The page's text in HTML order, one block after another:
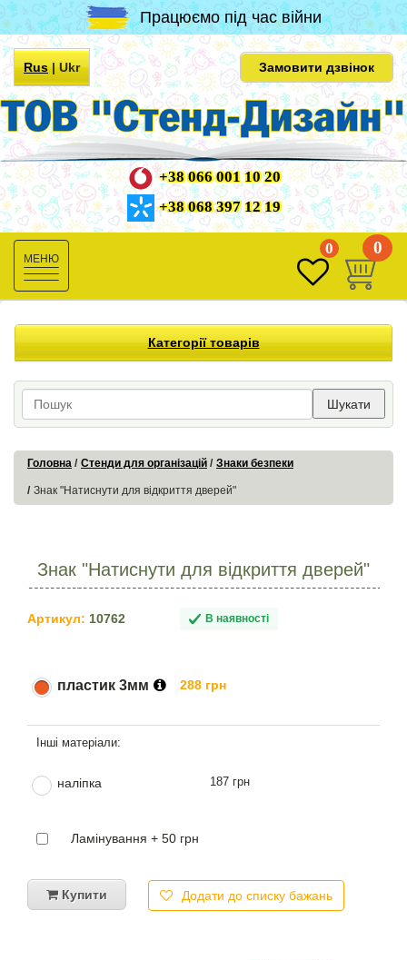
Працюємо під час війни
Rus|Ukr Замовити дзвінок
+38 066 001 10 20
+38 068 397 12 19
Toggle
navigation
0 0
Категорії товарів
Шукати
Головна Стенди для організацій Знаки безпеки
Знак "Натиснути для відкриття дверей"
Знак "Натиснути для відкриття дверей"
Артикул: 10762 В наявності
пластик 3мм 288 грн
наліпка 187 грн
Ламінування + 50 грн
Купити Додати до списку бажань